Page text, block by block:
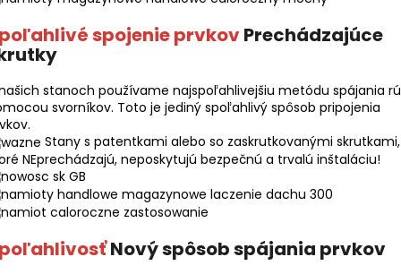
spojenie prvkovPrechádzajúce
stanoch používame najspoľahlivejšiu metódu spájania
svorníkov. Toto je jediný spoľahlivý spôsob pripojenia
Stany s patentkami alebo so zaskrutkovanými skrutkami,
NEprechádzajú, neposkytujú bezpečnú a trvalú inštaláciu!
Nový spôsob spájania prvkov